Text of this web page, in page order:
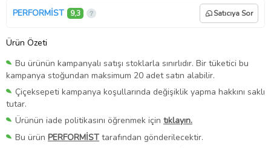
PERFORMİST 9,3 Satıcıya Sor
Ürün Özeti
Bu ürünün kampanyalı satışı stoklarla sınırlıdır. Bir tüketici bu
kampanya stoğundan maksimum 20 adet satın alabilir.
Çiçeksepeti kampanya koşullarında değişiklik yapma hakkını saklı
tutar.
Ürünün iade politikasını öğrenmek için tıklayın.
Bu ürün PERFORMİST tarafından gönderilecektir.